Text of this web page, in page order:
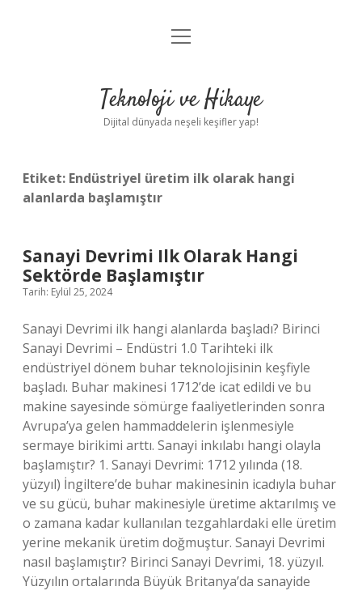
Anasayfa
Yasal Uyarı
menüyü
Teknoloji ve Hikaye
Dijital dünyada neşeli keşifler yap!
Etiket: Endüstriyel üretim ilk olarak hangi
alanlarda başlamıştır
Sanayi Devrimi Ilk Olarak Hangi
Sektörde Başlamıştır
Tarih: Eylül 25, 2024
Sanayi Devrimi ilk hangi alanlarda başladı? Birinci
Sanayi Devrimi – Endüstri 1.0 Tarihteki ilk
endüstriyel dönem buhar teknolojisinin keşfiyle
başladı. Buhar makinesi 1712’de icat edildi ve bu
makine sayesinde sömürge faaliyetlerinden sonra
Avrupa’ya gelen hammaddelerin işlenmesiyle
sermaye birikimi arttı. Sanayi inkılabı hangi olayla
başlamıştır? 1. Sanayi Devrimi: 1712 yılında (18.
yüzyıl) İngiltere’de buhar makinesinin icadıyla buhar
ve su gücü, buhar makinesiyle üretime aktarılmış ve
o zamana kadar kullanılan tezgahlardaki elle üretim
yerine mekanik üretim doğmuştur. Sanayi Devrimi
nasıl başlamıştır? Birinci Sanayi Devrimi, 18. yüzyıl.
Yüzyılın ortalarında Büyük Britanya’da sanayide